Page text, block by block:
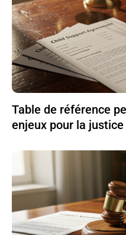
Table de référence
enjeux pour la justice